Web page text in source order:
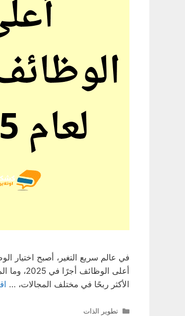
في عالم سريع التغير، أصبح اختيار
أعلى
الأكثر ربحًا في مختلف المجالات، …
التصنيفات
تطوير الذات